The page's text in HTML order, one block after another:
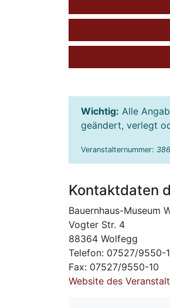
Wichtig: Alle
geändert, verlegt
Veranstalternummer:
Kontaktdaten
Bauernhaus-Museum
Vogter Str. 4
88364 Wolfegg
Telefon: 07527/9550-
Fax: 07527/9550-10
Website des